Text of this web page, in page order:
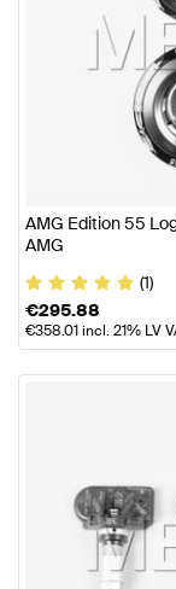
AMG Edition 55
AMG
(1)
€295.88
€358.01incl. 21% LV